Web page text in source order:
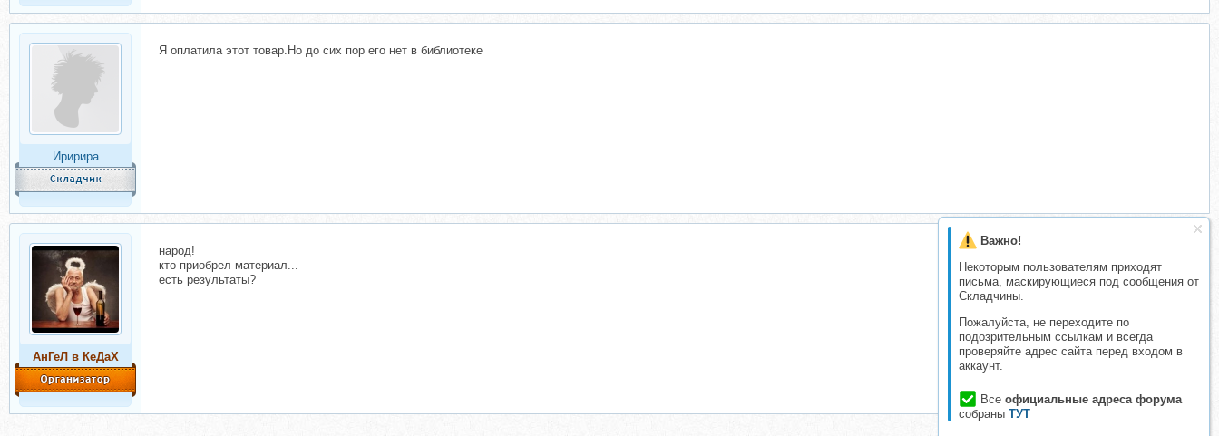
Важно!
Некоторым пользователям приходят
письма, маскирующиеся под сообщения от
Складчины.
Пожалуйста, не переходите по
подозрительным ссылкам и всегда
проверяйте адрес сайта перед входом в
аккаунт.
Все официальные адреса форума
собраны ТУТ
Иририра
Я оплатила этот товар.Но до сих пор его нет в библиотеке
АнГеЛ в КеДаХ
народ!
кто приобрел материал...
есть результаты?